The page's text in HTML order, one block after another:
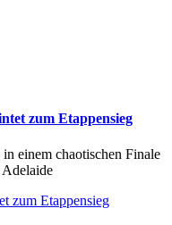
zum Etappensieg
einem chaotischen Finale
Adelaide
zum Etappensieg